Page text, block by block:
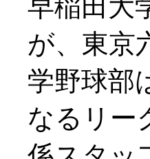
早稲田大
が、東京
学野球部
なるリー